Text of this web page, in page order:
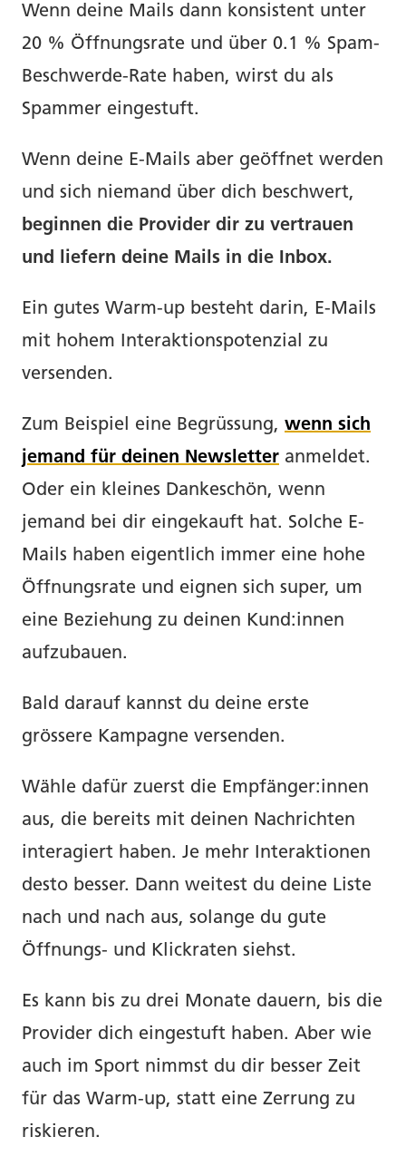
Wenn deine Mails dann konsistent unter
20 % Öffnungsrate und über 0.1 % Spam-
Beschwerde-Rate haben, wirst du als
Spammer eingestuft.
Wenn deine E-Mails aber geöffnet werden
und sich niemand über dich beschwert,
beginnen die Provider dir zu vertrauen
und liefern deine Mails in die Inbox.
Ein gutes Warm-up besteht darin, E-Mails
mit hohem Interaktionspotenzial zu
versenden.
Zum Beispiel eine Begrüssung, wenn sich
jemand für deinen Newsletter anmeldet.
Oder ein kleines Dankeschön, wenn
jemand bei dir eingekauft hat. Solche E-
Mails haben eigentlich immer eine hohe
Öffnungsrate und eignen sich super, um
eine Beziehung zu deinen Kund:innen
aufzubauen.
Bald darauf kannst du deine erste
grössere Kampagne versenden.
Wähle dafür zuerst die Empfänger:innen
aus, die bereits mit deinen Nachrichten
interagiert haben. Je mehr Interaktionen
desto besser. Dann weitest du deine Liste
nach und nach aus, solange du gute
Öffnungs- und Klickraten siehst.
Es kann bis zu drei Monate dauern, bis die
Provider dich eingestuft haben. Aber wie
auch im Sport nimmst du dir besser Zeit
für das Warm-up, statt eine Zerrung zu
riskieren.